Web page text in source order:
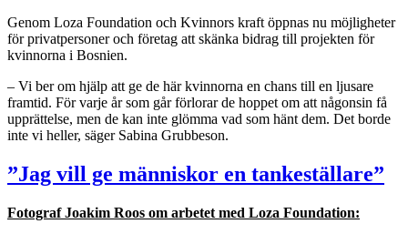
Genom Loza Foundation och Kvinnors kraft öppnas nu möjligheter
för privatpersoner och företag att skänka bidrag till projekten för
kvinnorna i Bosnien.
– Vi ber om hjälp att ge de här kvinnorna en chans till en ljusare
framtid. För varje år som går förlorar de hoppet om att någonsin få
upprättelse, men de kan inte glömma vad som hänt dem. Det borde
inte vi heller, säger Sabina Grubbeson.
”Jag vill ge människor en tankeställare”
Fotograf Joakim Roos om arbetet med Loza Foundation: